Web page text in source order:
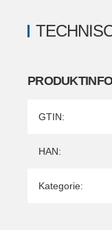
Wert
GTIN:
HAN:
Kategorie: